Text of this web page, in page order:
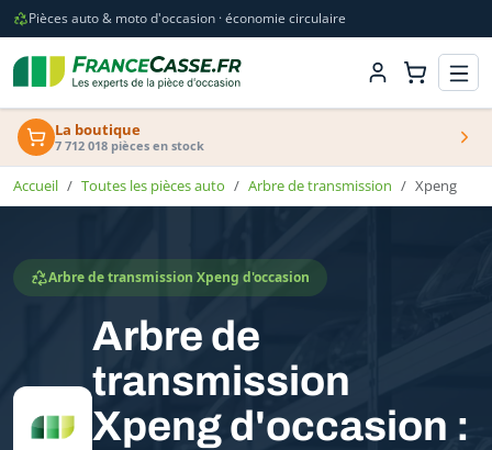
Pièces auto & moto d'occasion · économie circulaire
La boutique
7 712 018 pièces en stock
Accueil Toutes les pièces auto Arbre de transmission Xpeng
Arbre de transmission Xpeng d'occasion
Arbre de
transmission
Xpeng d'occasion :